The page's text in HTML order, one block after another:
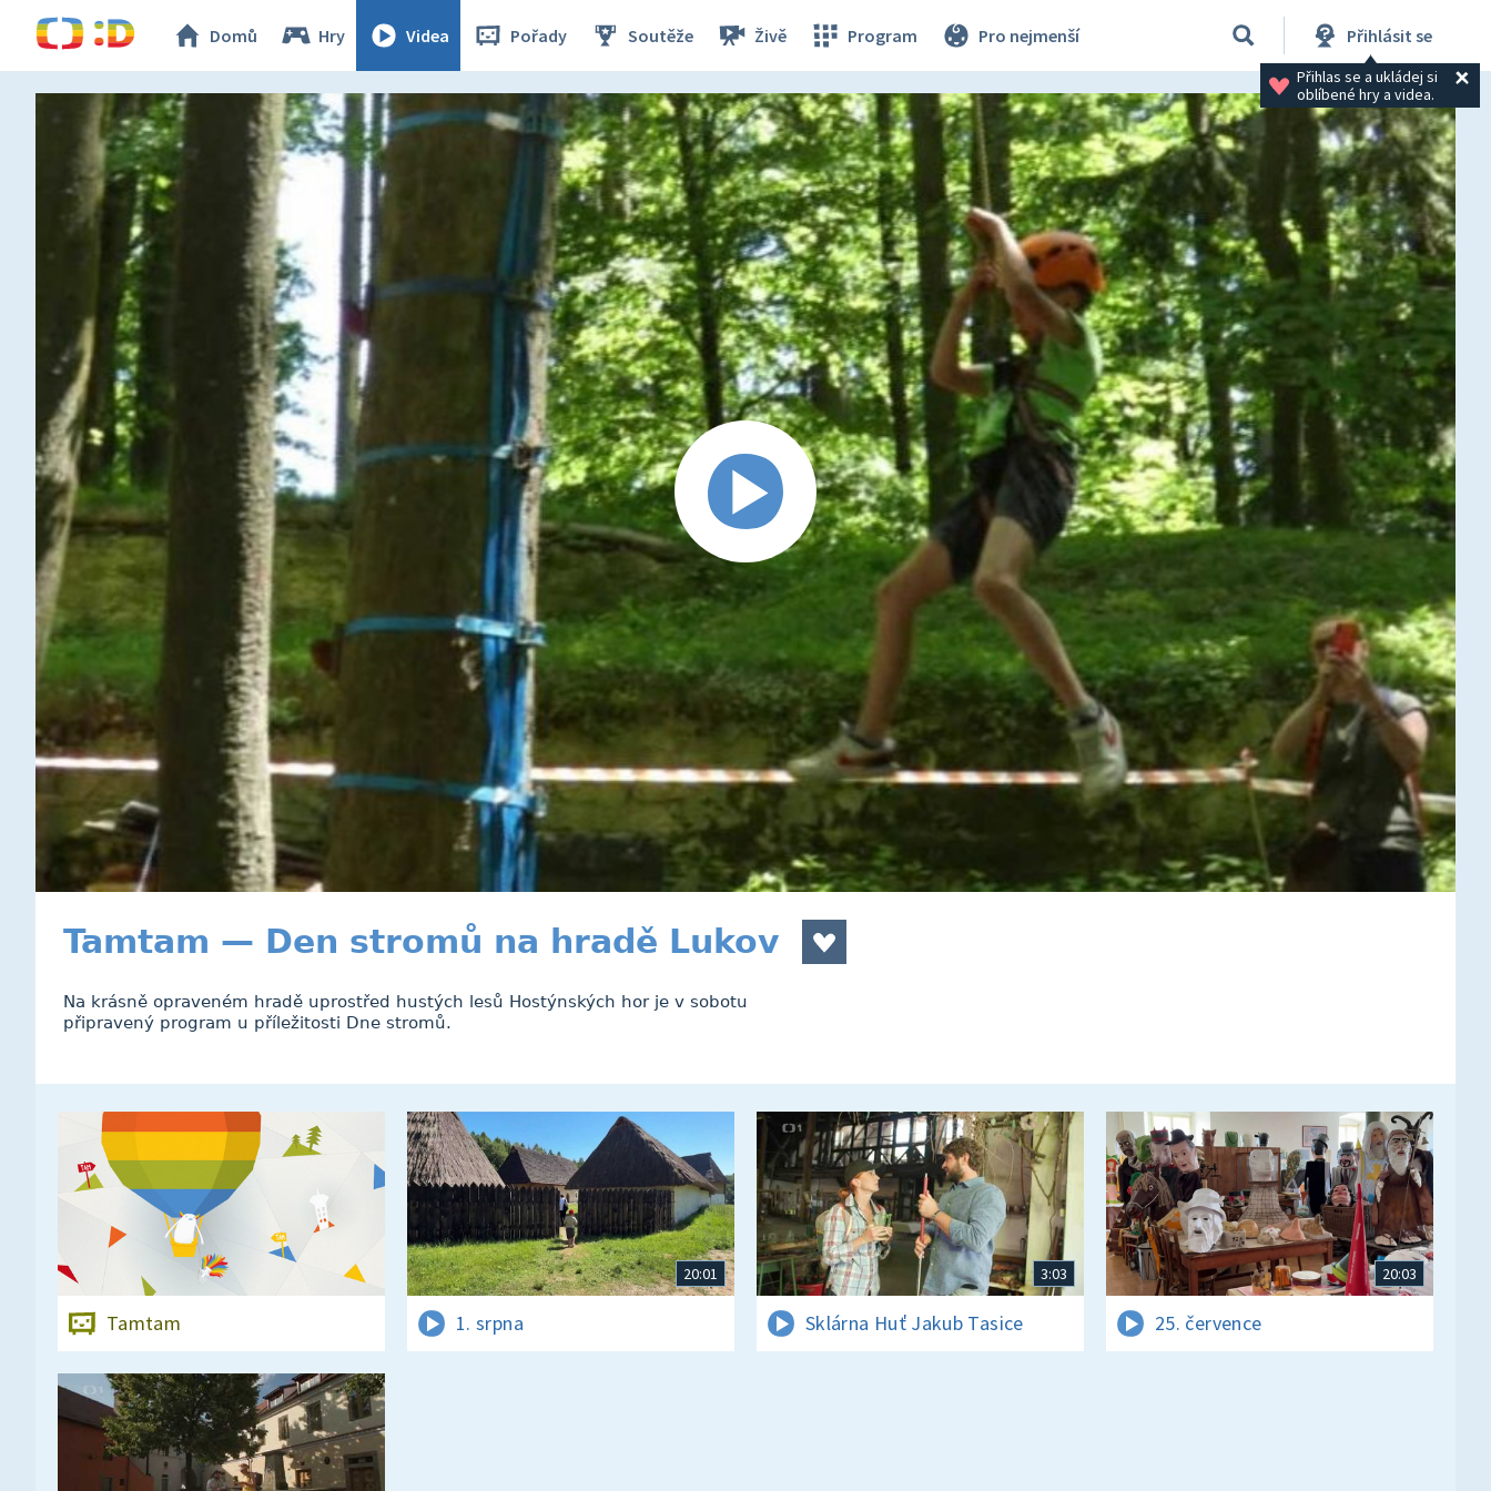
Domů Hry Videa Pořady Soutěže Živě Program Pro nejmenší Přihlásit se
Přihlas se a ukládej si
oblíbené hry a videa.
Tamtam — Den stromů na hradě Lukov
Na krásně opraveném hradě uprostřed hustých lesů Hostýnských hor je v sobotu
připravený program u příležitosti Dne stromů.
Tamtam
20:01
1. srpna
3:03
Sklárna Huť Jakub Tasice
20:03
25. července